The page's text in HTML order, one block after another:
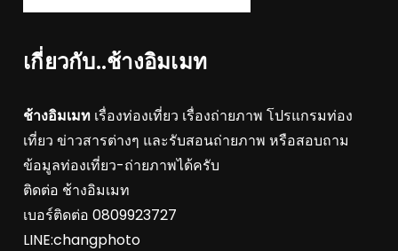
เกี่ยวกับ..ช้างอิมเมท
ช้างอิมเมท เรื่องท่องเที่ยว เรื่องถ่ายภาพ โปรแกรมท่อง
เที่ยว ข่าวสารต่างๆ และรับสอนถ่ายภาพ หรือสอบถาม
ข้อมูลท่องเที่ยว-ถ่ายภาพได้ครับ
ติดต่อ ช้างอิมเมท
เบอร์ติดต่อ 0809923727
LINE:changphoto